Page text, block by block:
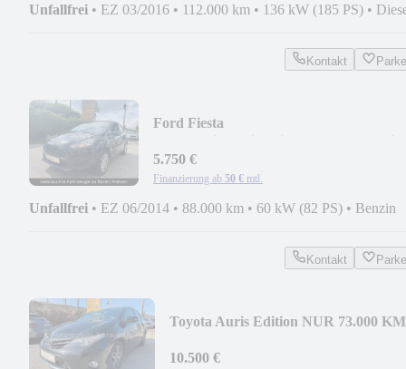
Unfallfrei • EZ 03/2016 • 112.000 km • 136 kW (185 PS) •
Kontakt
Ford Fiesta
5.750 €
Finanzierung ab 50 € mtl.
Unfallfrei • EZ 06/2014 • 88.000 km • 60 kW (82 PS) • Benzin
Kontakt
Toyota Auris Edition NUR 73.000
10.500 €